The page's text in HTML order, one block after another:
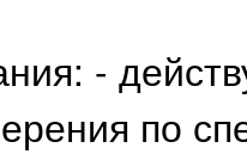
-
по